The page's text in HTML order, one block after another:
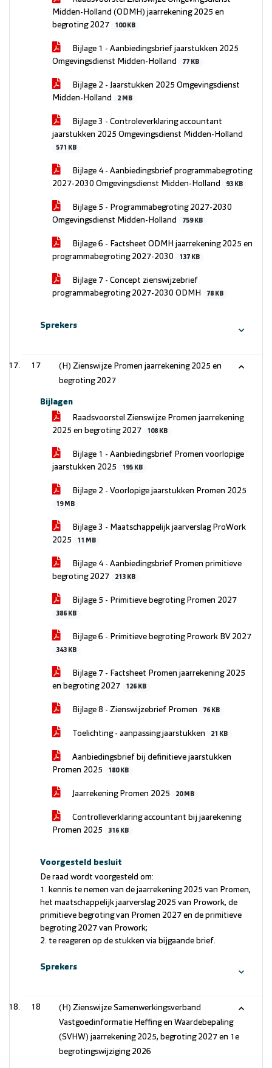
Midden-Holland (ODMH) jaarrekening 2025 en
begroting 2027
100 KB
Bijlage 1 - Aanbiedingsbrief jaarstukken 2025
Omgevingsdienst Midden-Holland
77 KB
Bijlage 2 - Jaarstukken 2025 Omgevingsdienst
Midden-Holland
2 MB
Bijlage 3 - Controleverklaring accountant
jaarstukken 2025 Omgevingsdienst Midden-Holland
571 KB
Bijlage 4 - Aanbiedingsbrief programmabegroting
2027-2030 Omgevingsdienst Midden-Holland
93 KB
Bijlage 5 - Programmabegroting 2027-2030
Omgevingsdienst Midden-Holland
759 KB
Bijlage 6 - Factsheet ODMH jaarrekening 2025 en
programmabegroting 2027-2030
137 KB
Bijlage 7 - Concept zienswijzebrief
programmabegroting 2027-2030 ODMH
78 KB
Sprekers
17
(H) Zienswijze Promen jaarrekening 2025 en
begroting 2027
Bijlagen
Raadsvoorstel Zienswijze Promen jaarrekening
2025 en begroting 2027
108 KB
Bijlage 1 - Aanbiedingsbrief Promen voorlopige
jaarstukken 2025
195 KB
Bijlage 2 - Voorlopige jaarstukken Promen 2025
19 MB
Bijlage 3 - Maatschappelijk jaarverslag ProWork
2025
11 MB
Bijlage 4 - Aanbiedingsbrief Promen primitieve
begroting 2027
213 KB
Bijlage 5 - Primitieve begroting Promen 2027
386 KB
Bijlage 6 - Primitieve begroting Prowork BV 2027
343 KB
Bijlage 7 - Factsheet Promen jaarrekening 2025
en begroting 2027
126 KB
Bijlage 8 - Zienswijzebrief Promen 76 KB
Toelichting - aanpassing jaarstukken 21 KB
Aanbiedingsbrief bij definitieve jaarstukken
Promen 2025
180 KB
Jaarrekening Promen 2025 20 MB
Controlleverklaring accountant bij jaarekening
Promen 2025
316 KB
Voorgesteld besluit
De raad wordt voorgesteld om:
1. kennis te nemen van de jaarrekening 2025 van Promen,
het maatschappelijk jaarverslag 2025 van Prowork, de
primitieve begroting van Promen 2027 en de primitieve
begroting 2027 van Prowork;
2. te reageren op de stukken via bijgaande brief.
Sprekers
18
(H) Zienswijze Samenwerkingsverband
Vastgoedinformatie Heffing en Waardebepaling
(SVHW) jaarrekening 2025, begroting 2027 en 1e
begrotingswijziging 2026